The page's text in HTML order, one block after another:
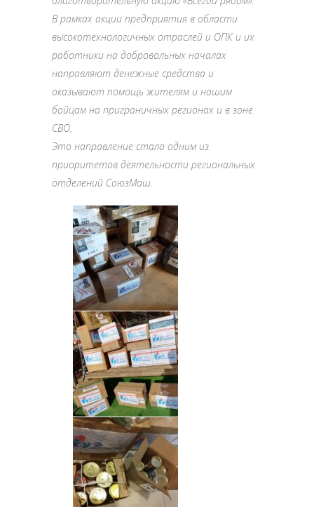
В рамках акции предприятия в области
высокотехнологичных отраслей и ОПК и их
работники на добровольных началах
направляют денежные средства и
оказывают помощь жителям и нашим
бойцам на приграничных регионах и в зоне
СВО.
Это направление стало одним из
приоритетов деятельности региональных
отделений СоюзМаш.